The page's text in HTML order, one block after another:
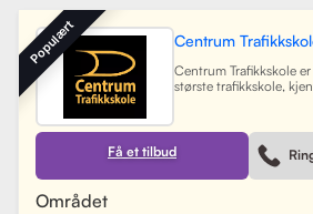
Centrum
Centrum Trafikkskole
største trafikkskole,
for førerkort i alle
team av 30 dyktige
gir undervisning i et
miljø. Med lokaler i
Få et tilbud
Området
Populært